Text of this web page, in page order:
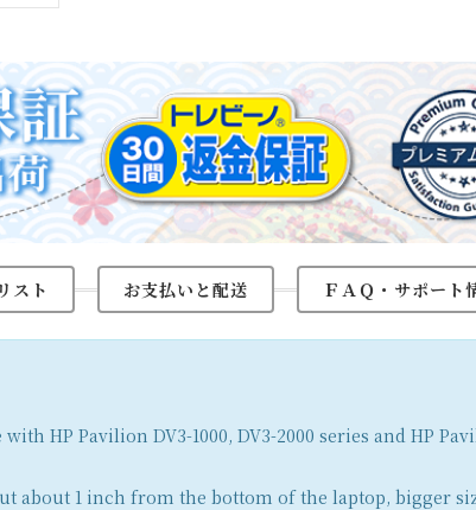
スト お支払いと配送 ＦＡＱ・サポート
HP Pavilion DV3-1000, DV3-2000 series and HP
about 1 inch from the bottom of the laptop, bigger